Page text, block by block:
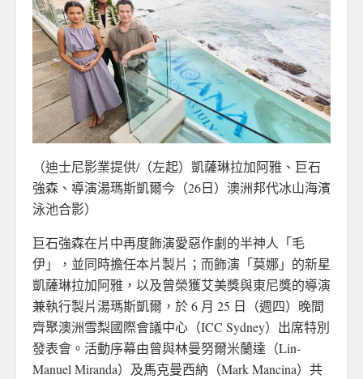
（迪士尼影業提供/（左起）凱薩琳拉加阿雅、巨石
強森、導演湯瑪斯凱爾今（26日）澳洲邦代冰山海濱
泳池合影）
巨石強森在片中再度飾演愛惡作劇的半神人「毛
伊」，並同時擔任本片製片；而飾演「莫娜」的新星
凱薩琳拉加阿雅，以及曾榮獲艾美獎與東尼獎的導演
兼執行製片湯瑪斯凱爾，於 6 月 25 日（週四）晚間
齊聚澳洲雪梨國際會議中心（ICC Sydney）出席特別
發表會。活動序幕由曾與林曼努爾米蘭達（Lin-
Manuel Miranda）及馬克曼西納（Mark Mancina）共